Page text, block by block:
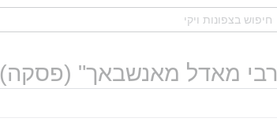
רבי מאדל מאנשבאך" (פסקה)